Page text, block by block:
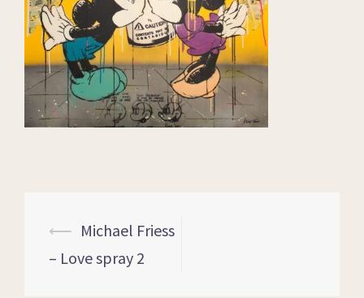
⟵ Michael Friess
– Love spray 2